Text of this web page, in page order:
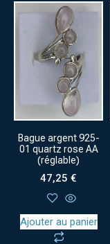
Bague argent 925-
01 quartz rose AA
(réglable)
47,25€
Ajouter au panier